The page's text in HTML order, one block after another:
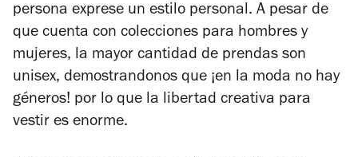
persona exprese un estilo personal. A pesar de
que cuenta con colecciones para hombres y
mujeres, la mayor cantidad de prendas son
unisex, demostrandonos que ¡en la moda no hay
géneros! por lo que la libertad creativa para
vestir es enorme.